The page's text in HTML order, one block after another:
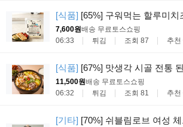
[식품] [65%] 구워먹는 할루미치
7,600원배송 무료토스쇼핑
06:33
튀김 조회 87 추천
[식품] [67%] 맛생각 시골 전통
11,500원배송 무료토스쇼핑
06:32
튀김 조회 81 추천
[기타] [70%] 쉬블림로브 여성